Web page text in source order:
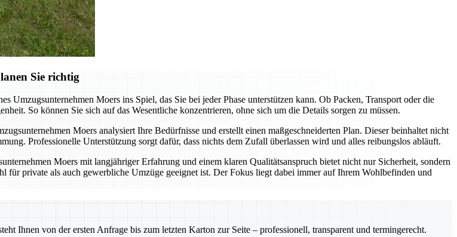
Sie richtig
Moers ins Spiel, das Sie bei jeder Phase unterstützen kann. Ob Packen, Transport oder die
So können Sie sich auf das Wesentliche konzentrieren, ohne sich um die Details sorgen zu müssen.
Moers analysiert Ihre Bedürfnisse und erstellt einen maßgeschneiderten Plan. Dieser beinhaltet nicht
Professionelle Unterstützung sorgt dafür, dass nichts dem Zufall überlassen wird und alles reibungslos abläuft.
Moers mit langjähriger Erfahrung und einem klaren Qualitätsanspruch bietet nicht nur Sicherheit, sondern
für private als auch gewerbliche Umzüge geeignet ist. Der Fokus liegt dabei immer auf Ihrem Wohlbefinden und
Ihnen von der ersten Anfrage bis zum letzten Karton zur Seite – professionell, transparent und termingerecht.